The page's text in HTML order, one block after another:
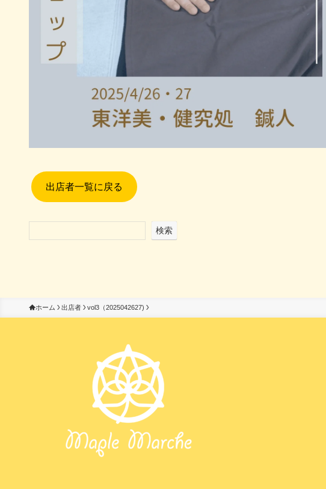
出店者一覧に戻る
検索
ホーム 出店者 vol3（2025042627)